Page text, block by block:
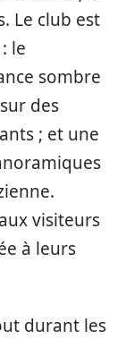
Le club est
le
sombre
des
; et une
visiteurs
à leurs
durant les